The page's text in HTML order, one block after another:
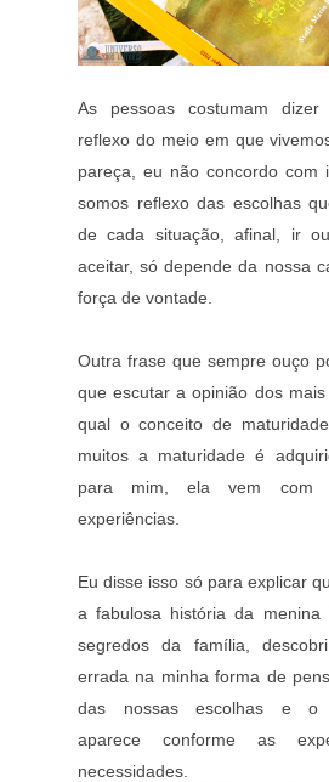
As pessoas costumam
reflexo do meio em que
pareça, eu não concordo com
somos reflexo das escolhas
de cada situação, afinal, ir
aceitar, só depende da nossa
força de vontade.
Outra frase que sempre ouço
que escutar a opinião dos mais
qual o conceito de
muitos a maturidade é
para mim, ela vem com
experiências.
Eu disse isso só para explicar
a fabulosa história da menina
segredos da família,
errada na minha forma de
das nossas escolhas e o
aparece conforme as
necessidades.